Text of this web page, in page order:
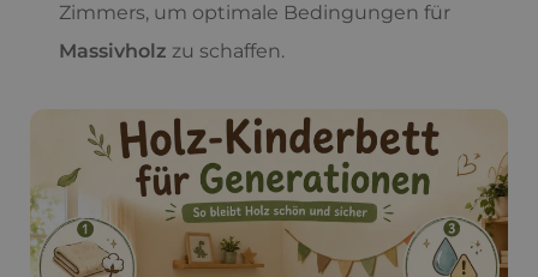
Zimmers, um optimale Bedingungen für
Massivholz zu schaffen.